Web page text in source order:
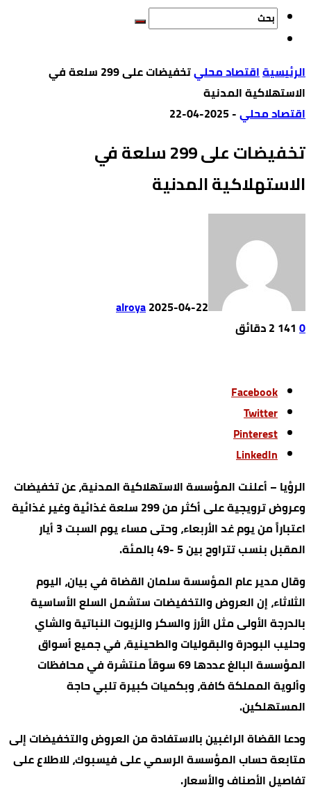
‫الرئيسية‬اقتصاد محلي
تخفيضات على 299 سلعة في
الاستهلاكية المدنية
اقتصاد محلي-
2025-04-22
تخفيضات على 299 سلعة في
الاستهلاكية المدنية
alroya2025-04-22
0
141 2 ‫دقائق‬
Facebook
Twitter
Pinterest
LinkedIn
الرؤيا – أعلنت المؤسسة الاستهلاكية المدنية، عن تخفيضات
وعروض ترويجية على أكثر من 299 سلعة غذائية وغير غذائية
اعتباراً من يوم غد الأربعاء، وحتى مساء يوم السبت 3 أيار
المقبل بنسب تتراوح بين 5 -49 بالمئة.
وقال مدير عام المؤسسة سلمان القضاة في بيان، اليوم
الثلاثاء، إن العروض والتخفيضات ستشمل السلع الأساسية
بالدرجة الأولى مثل الأرز والسكر والزيوت النباتية والشاي
وحليب البودرة والبقوليات والطحينية، في جميع أسواق
المؤسسة البالغ عددها 69 سوقاً منتشرة في محافظات
وألوية المملكة كافة، وبكميات كبيرة تلبي حاجة
المستهلكين.
ودعا القضاة الراغبين بالاستفادة من العروض والتخفيضات إلى
متابعة حساب المؤسسة الرسمي على فيسبوك، للاطلاع على
تفاصيل الأصناف والأسعار.